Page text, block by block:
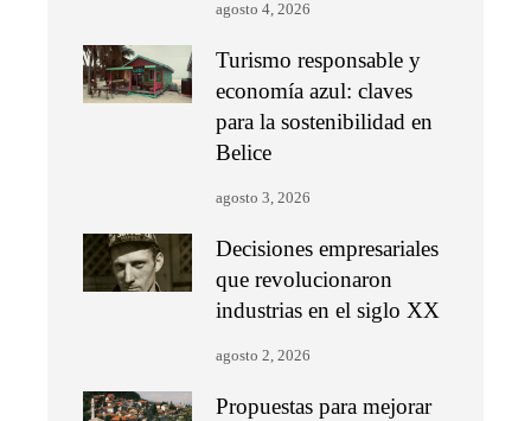
agosto 4, 2026
Turismo responsable y
economía azul: claves
para la sostenibilidad en
Belice
agosto 3, 2026
Decisiones empresariales
que revolucionaron
industrias en el siglo XX
agosto 2, 2026
Propuestas para mejorar